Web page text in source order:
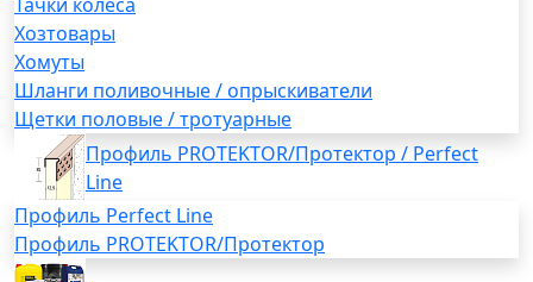
Тачки колеса
Хозтовары
Хомуты
Шланги поливочные / опрыскиватели
Щетки половые / тротуарные
Профиль PROTEKTOR/Протектор / Perfect
Line
Профиль Perfect Line
Профиль PROTEKTOR/Протектор